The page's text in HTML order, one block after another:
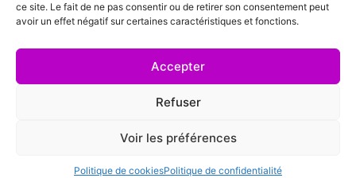
ce site. Le fait de ne pas consentir ou de retirer son consentement peut
avoir un effet négatif sur certaines caractéristiques et fonctions.
Accepter
Refuser
Voir les préférences
Politique de cookiesPolitique de confidentialité
Agence de Cannes
Conditions générales de vente